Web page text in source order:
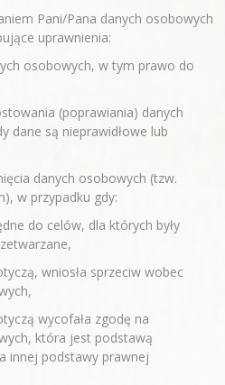
Pani/Pana danych osobowych
uprawnienia:
osobowych, w tym prawo do
(poprawiania) danych
dane są nieprawidłowe lub
danych osobowych (tzw.
w przypadku gdy:
do celów, dla których były
wniosła sprzeciw wobec
wycofała zgodę na
która jest podstawą
innej podstawy prawnej